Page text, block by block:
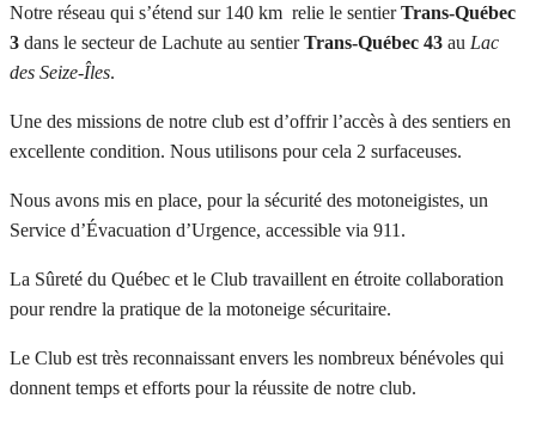
Notre réseau qui s’étend sur 140 km relie le sentierTrans-Québec
3 dans le secteur de Lachute au sentierTrans-Québec 43 au Lac
des Seize-Îles.
Une des missions de notre club est d’offrir l’accès à des sentiers en
excellente condition. Nous utilisons pour cela 2 surfaceuses.
Nous avons mis en place, pour la sécurité des motoneigistes, un
Service d’Évacuation d’Urgence, accessible via 911.
La Sûreté du Québec et le Club travaillent en étroite collaboration
pour rendre la pratique de la motoneige sécuritaire.
Le Club est très reconnaissant envers les nombreux bénévoles qui
donnent temps et efforts pour la réussite de notre club.